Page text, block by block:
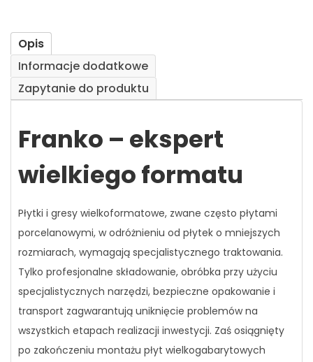
Opis
Informacje dodatkowe
Zapytanie do produktu
Franko – ekspert
wielkiego formatu
Płytki i gresy wielkoformatowe, zwane często płytami
porcelanowymi, w odróżnieniu od płytek o mniejszych
rozmiarach, wymagają specjalistycznego traktowania.
Tylko profesjonalne składowanie, obróbka przy użyciu
specjalistycznych narzędzi, bezpieczne opakowanie i
transport zagwarantują uniknięcie problemów na
wszystkich etapach realizacji inwestycji. Zaś osiągnięty
po zakończeniu montażu płyt wielkogabarytowych